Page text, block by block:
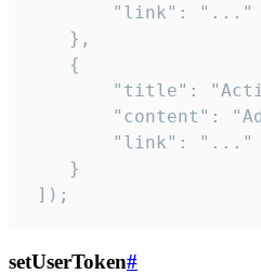
        "link": "..."
    },
    {
"title":
"content":
        "link": "..."
    }
]);
setUserToken#